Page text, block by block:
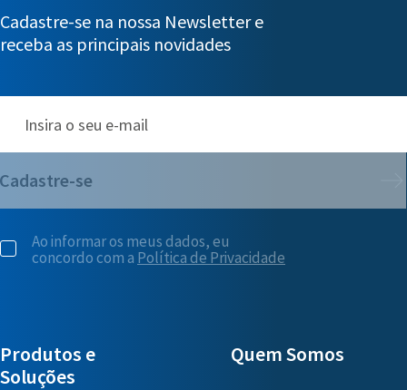
Cadastre-se na nossa Newsletter e
receba as principais novidades
Cadastre-se
Ao informar os meus dados, eu
concordo com a Política de Privacidade
Produtos e
Soluções
Quem Somos